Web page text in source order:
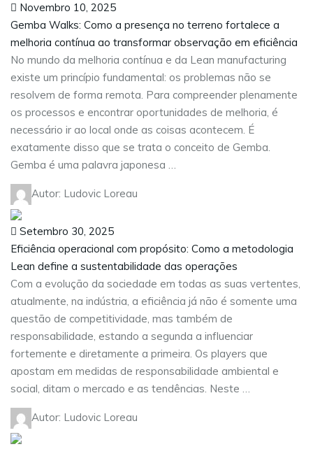
Novembro 10, 2025
Gemba Walks: Como a presença no terreno fortalece a
melhoria contínua ao transformar observação em eficiência
No mundo da melhoria contínua e da Lean manufacturing
existe um princípio fundamental: os problemas não se
resolvem de forma remota. Para compreender plenamente
os processos e encontrar oportunidades de melhoria, é
necessário ir ao local onde as coisas acontecem. É
exatamente disso que se trata o conceito de Gemba.
Gemba é uma palavra japonesa …
Autor: Ludovic Loreau
Setembro 30, 2025
Eficiência operacional com propósito: Como a metodologia
Lean define a sustentabilidade das operações
Com a evolução da sociedade em todas as suas vertentes,
atualmente, na indústria, a eficiência já não é somente uma
questão de competitividade, mas também de
responsabilidade, estando a segunda a influenciar
fortemente e diretamente a primeira. Os players que
apostam em medidas de responsabilidade ambiental e
social, ditam o mercado e as tendências. Neste …
Autor: Ludovic Loreau